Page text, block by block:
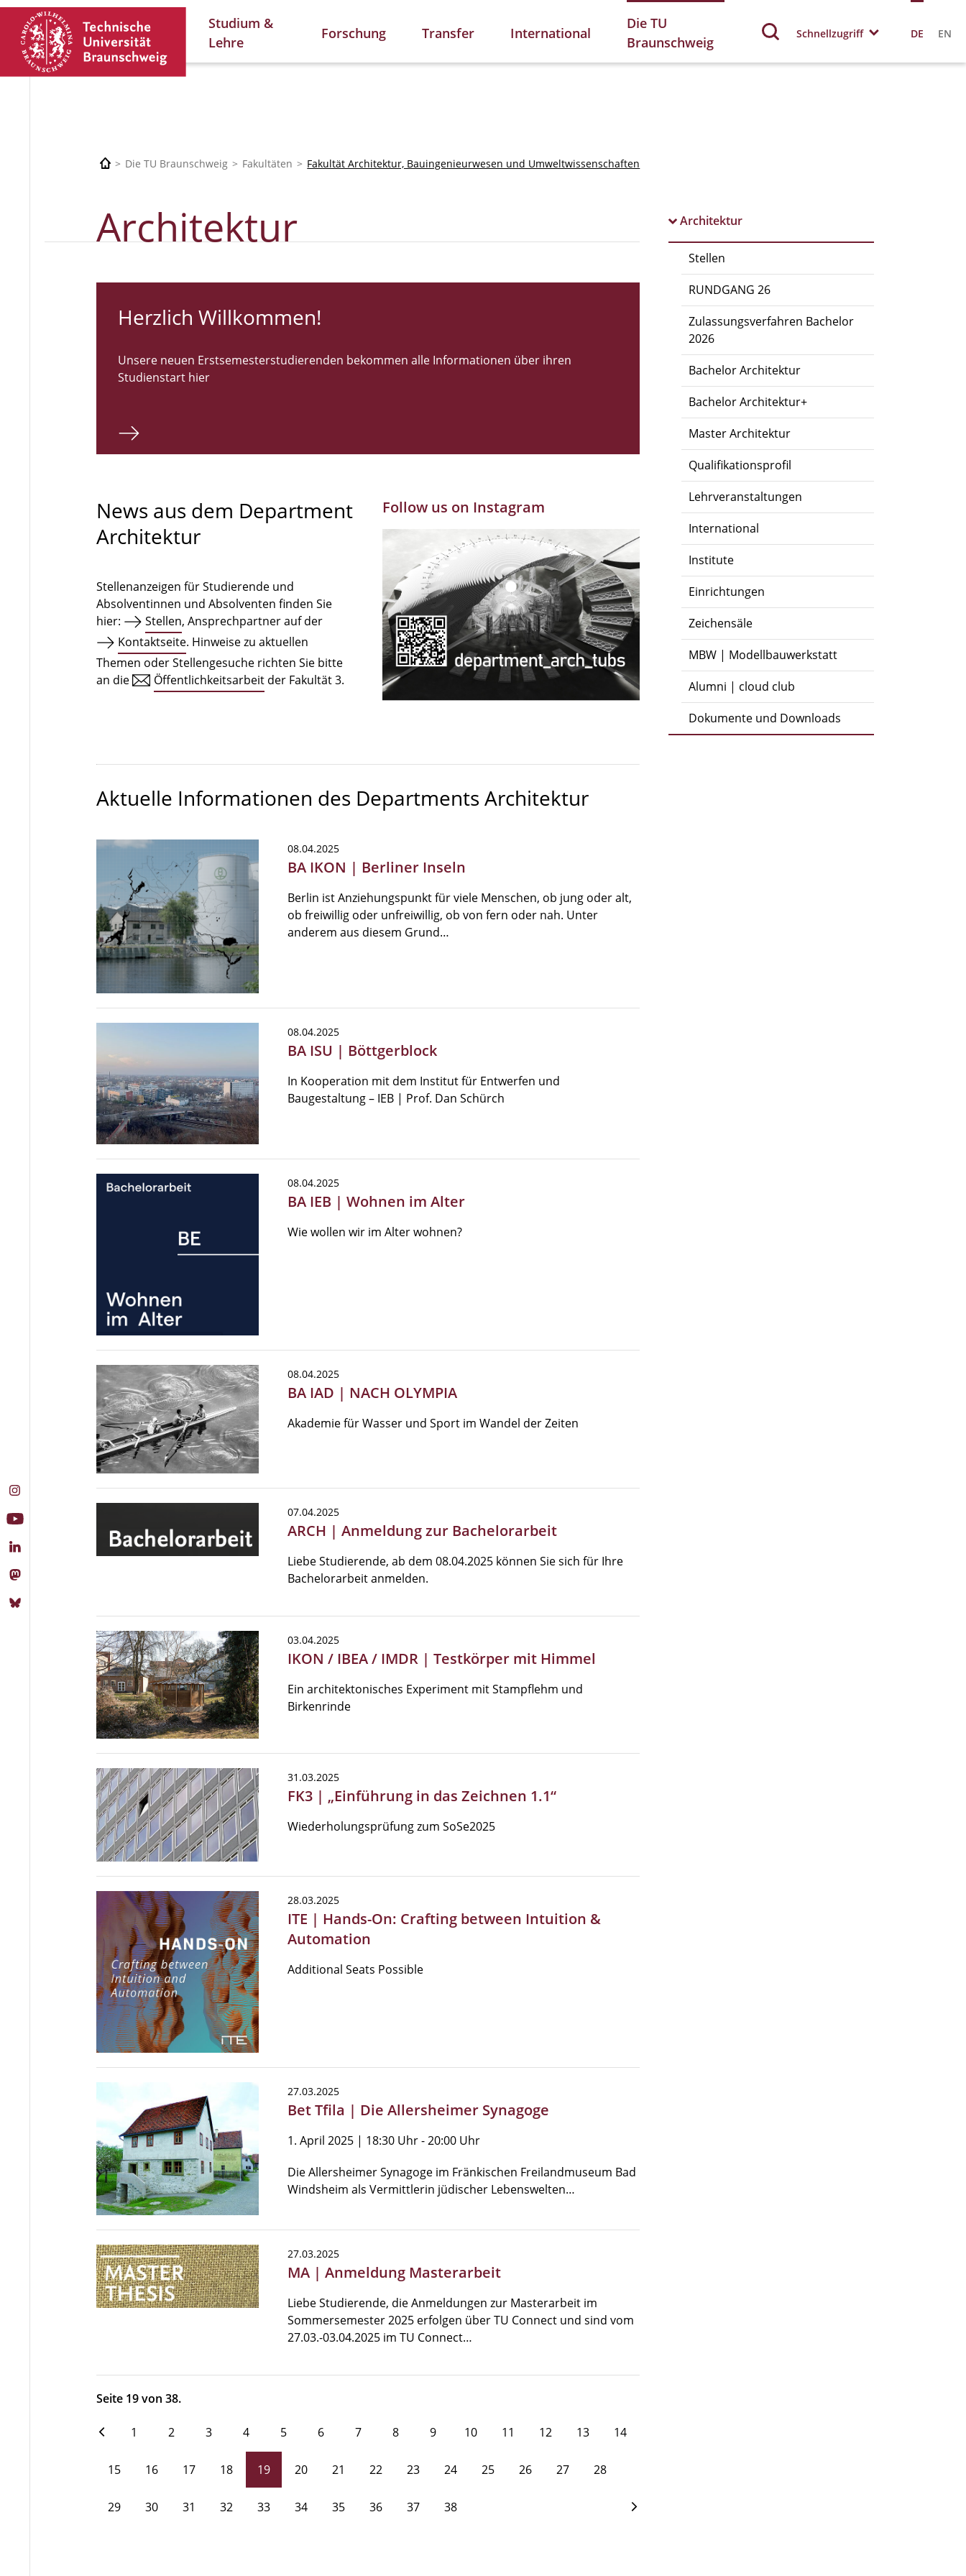
Studium &
Lehre
Forschung Transfer International
Die TU
Braunschweig
Schnellzugriff DE EN
Die TU Braunschweig Fakultäten Fakultät Architektur, Bauingenieurwesen und Umweltwissenschaften
Architektur
Stellen
RUNDGANG 26
Zulassungsverfahren Bachelor
2026
Bachelor Architektur
Bachelor Architektur+
Master Architektur
Qualifikationsprofil
Lehrveranstaltungen
International
Institute
Einrichtungen
Zeichensäle
MBW | Modellbauwerkstatt
Alumni | cloud club
Dokumente und Downloads
Architektur
Herzlich Willkommen!
Unsere neuen Erstsemesterstudierenden bekommen alle Informationen über ihren
Studienstart hier
News aus dem Department
Architektur
Stellenanzeigen für Studierende und
Absolventinnen und Absolventen finden Sie
hier:
Stellen, Ansprechpartner auf der
Kontaktseite. Hinweise zu aktuellen
Themen oder Stellengesuche richten Sie bitte
an die
Öffentlichkeitsarbeit der Fakultät 3.
Follow us on Instagram
Aktuelle Informationen des Departments Architektur
08.04.2025
BA IKON | Berliner Inseln
Berlin ist Anziehungspunkt für viele Menschen, ob jung oder alt,
ob freiwillig oder unfreiwillig, ob von fern oder nah. Unter
anderem aus diesem Grund…
08.04.2025
BA ISU | Böttgerblock
In Kooperation mit dem Institut für Entwerfen und
Baugestaltung – IEB | Prof. Dan Schürch
08.04.2025
BA IEB | Wohnen im Alter
Wie wollen wir im Alter wohnen?
08.04.2025
BA IAD | NACH OLYMPIA
Akademie für Wasser und Sport im Wandel der Zeiten
07.04.2025
ARCH | Anmeldung zur Bachelorarbeit
Liebe Studierende, ab dem 08.04.2025 können Sie sich für Ihre
Bachelorarbeit anmelden.
03.04.2025
IKON / IBEA / IMDR | Testkörper mit Himmel
Ein architektonisches Experiment mit Stampflehm und
Birkenrinde
31.03.2025
FK3 | „Einführung in das Zeichnen 1.1“
Wiederholungsprüfung zum SoSe2025
28.03.2025
ITE | Hands-On: Crafting between Intuition &
Automation
Additional Seats Possible
27.03.2025
Bet Tfila | Die Allersheimer Synagoge
1. April 2025 | 18:30 Uhr - 20:00 Uhr
Die Allersheimer Synagoge im Fränkischen Freilandmuseum Bad
Windsheim als Vermittlerin jüdischer Lebenswelten…
27.03.2025
MA | Anmeldung Masterarbeit
Liebe Studierende, die Anmeldungen zur Masterarbeit im
Sommersemester 2025 erfolgen über TU Connect und sind vom
27.03.-03.04.2025 im TU Connect…
Seite 19 von 38.
1 2 3 4 5 6 7 8 9 10 11 12 13 14
15 16 17 18 19 20 21 22 23 24 25 26 27 28
29 30 31 32 33 34 35 36 37 38